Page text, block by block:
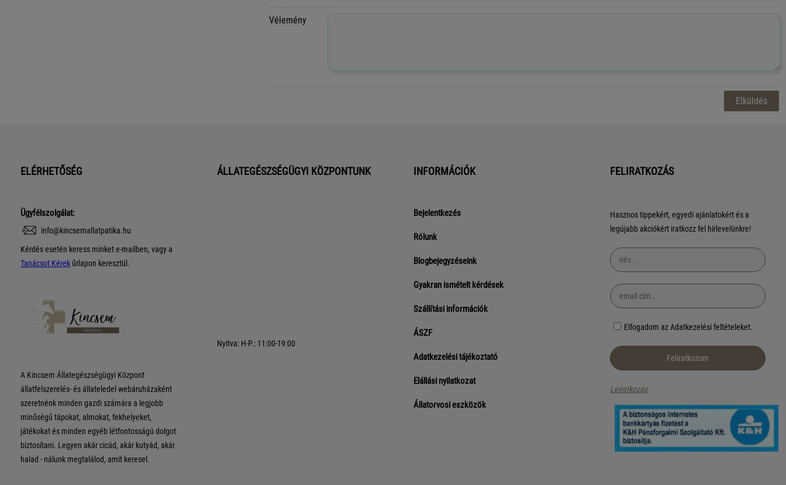
Vélemény
ELÉRHETŐSÉG
Ügyfélszolgálat:
info@kincsemallatpatika.hu
Kérdés esetén keress minket e-mailben, vagy a
Tanácsot Kérek űrlapon keresztül.
A Kincsem Állategészségügyi Központ
állatfelszerelés- és állateledel webáruházaként
szeretnénk minden gazdi számára a legjobb
minőségű tápokat, almokat, fekhelyeket,
játékokat és minden egyéb létfontosságú dolgot
biztosítani. Legyen akár cicád, akár kutyád, akár
halad - nálunk megtalálod, amit keresel.
ÁLLATEGÉSZSÉGÜGYI KÖZPONTUNK
Nyitva: H-P.: 11:00-19:00
INFORMÁCIÓK
Bejelentkezés
Rólunk
Blogbejegyzéseink
Gyakran ismételt kérdések
Szállítási információk
ÁSZF
Adatkezelési tájékoztató
Elállási nyilatkozat
Állatorvosi eszközök
FELIRATKOZÁS
Hasznos tippekért, egyedi ajánlatokért és a
legújabb akciókért iratkozz fel hírlevelünkre!
Elfogadom az Adatkezelési feltételeket.
Leiratkozás